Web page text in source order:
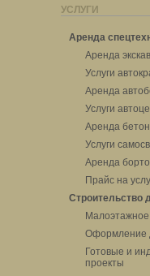
УСЛУГИ
Аренда
Аренда
Услуги
Аренда
Услуги
Аренда
Услуги
Аренда
Прайс на
Строительство
Малоэтажное
Оформление
Готовые и
проекты